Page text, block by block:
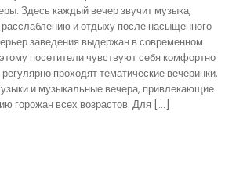
Здесь каждый вечер звучит музыка,
и отдыху после насыщенного
заведения выдержан в современном
посетители чувствуют себя комфортно
проходят тематические вечеринки,
и музыкальные вечера, привлекающие
горожан всех возрастов. Для […]